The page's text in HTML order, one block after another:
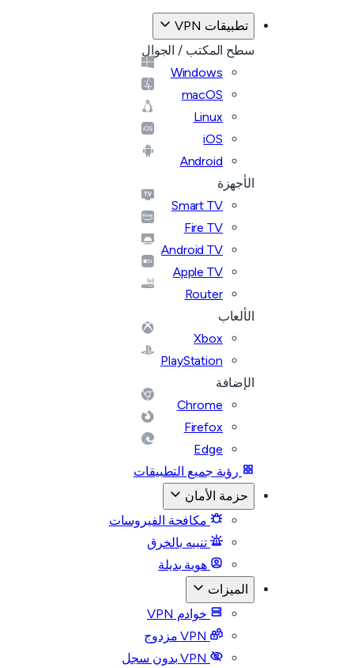
تطبيقات VPN
سطح المكتب / الجوال
Windows
macOS
Linux
iOS
Android
الأجهزة
Smart TV
Fire TV
Android TV
Apple TV
Router
الألعاب
Xbox
PlayStation
الإضافة
Chrome
Firefox
Edge
رؤية جميع التطبيقات
حزمة الأمان
مكافحة الفيروسات
تنبيه بالخرق
هوية بديلة
الميزات
خوادم VPN
VPN مزدوج
VPN بدون سجل